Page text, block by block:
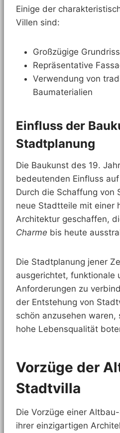
Einige der
Villen sind:
Großzügige
Repräsentative
Verwendung von
Baumaterialien
Einfluss der
Stadtplanung
Die Baukunst des 19.
bedeutenden Einfluss
Durch die Schaffung von
neue Stadtteile mit einer
Architektur geschaffen,
Charme bis heute
Die Stadtplanung jener
ausgerichtet, funktionale
Anforderungen zu
der Entstehung von
schön anzusehen waren,
hohe Lebensqualität
Vorzüge der
Stadtvilla
Die Vorzüge einer
ihrer einzigartigen